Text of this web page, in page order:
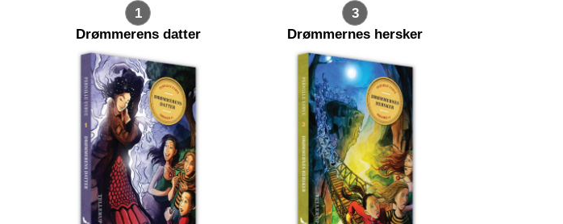
1
Drømmerens datter
3
Drømmernes hersker